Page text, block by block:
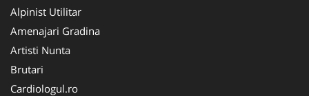
Alpinist Utilitar
Amenajari Gradina
Artisti Nunta
Brutari
Cardiologul.ro